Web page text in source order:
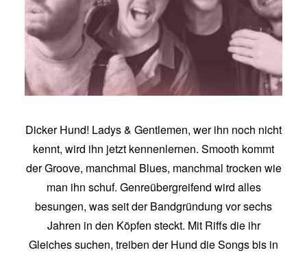
Dicker Hund! Ladys & Gentlemen, wer ihn noch nicht
kennt, wird ihn jetzt kennenlernen. Smooth kommt
der Groove, manchmal Blues, manchmal trocken wie
man ihn schuf. Genreübergreifend wird alles
besungen, was seit der Bandgründung vor sechs
Jahren in den Köpfen steckt. Mit Riffs die ihr
Gleiches suchen, treiben der Hund die Songs bis in